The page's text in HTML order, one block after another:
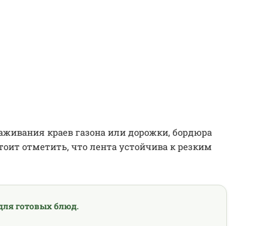
краев газона или дорожки, бордюра
отметить, что лента устойчива к резким
готовых блюд.